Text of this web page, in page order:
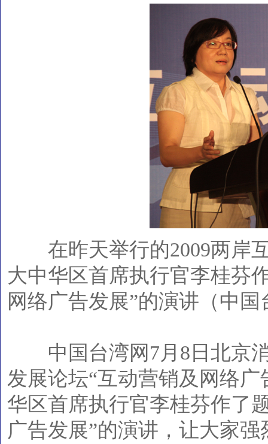
在昨天举行的2009两岸
大中华区首席执行官李桂芬
网络广告发展”的演讲（中
中国台湾网7月8日北京
发展论坛“互动营销及网络
华区首席执行官李桂芬作了
广告发展”的演讲，让大家